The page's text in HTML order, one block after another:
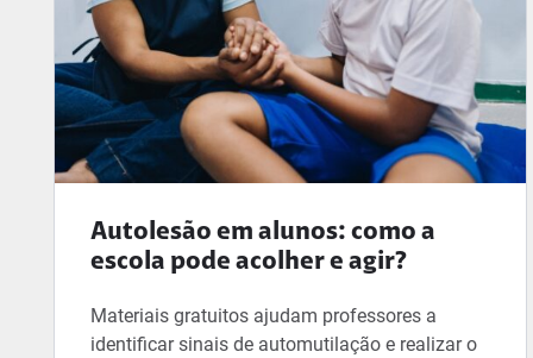
Autolesão em alunos: como a
escola pode acolher e agir?
Materiais gratuitos ajudam professores a
identificar sinais de automutilação e realizar o